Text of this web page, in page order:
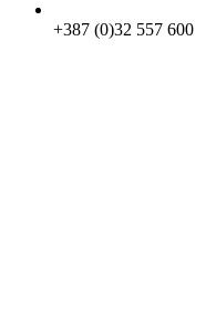
+387 (0)32 557 600